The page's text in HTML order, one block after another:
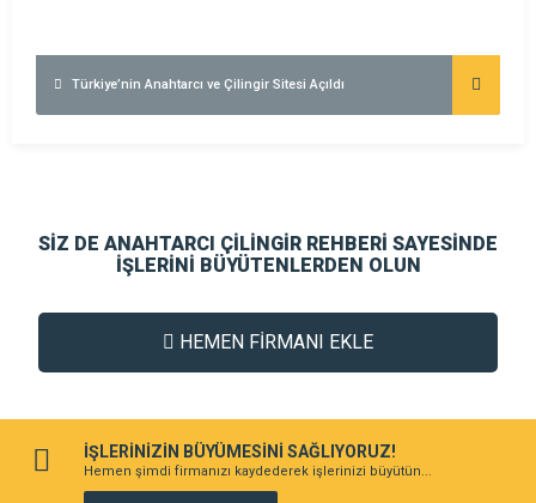
Türkiye’nin Anahtarcı ve Çilingir Sitesi Açıldı
SİZ DE ANAHTARCI ÇİLİNGİR REHBERİ SAYESİNDE
İŞLERİNİ BÜYÜTENLERDEN OLUN
HEMEN FİRMANI EKLE
İŞLERİNİZİN BÜYÜMESİNİ SAĞLIYORUZ!
Hemen şimdi firmanızı kaydederek işlerinizi büyütün...